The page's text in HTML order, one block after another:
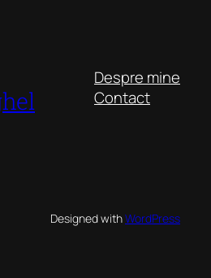
Despre mine
Contact
Designed withWordPress